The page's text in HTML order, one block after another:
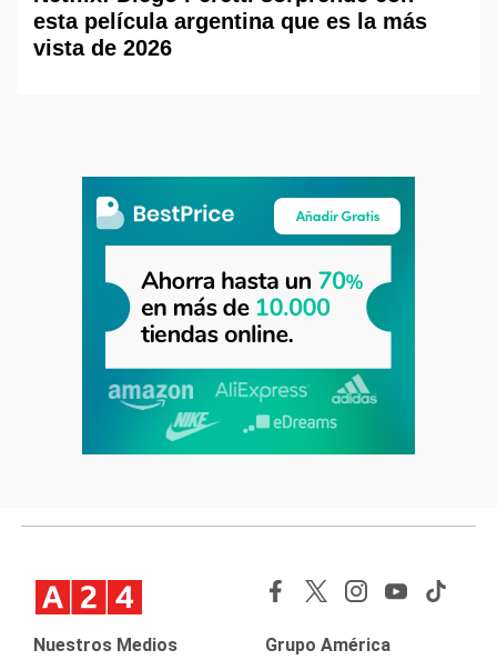
esta película argentina que es la más
vista de 2026
Nuestros Medios Grupo América